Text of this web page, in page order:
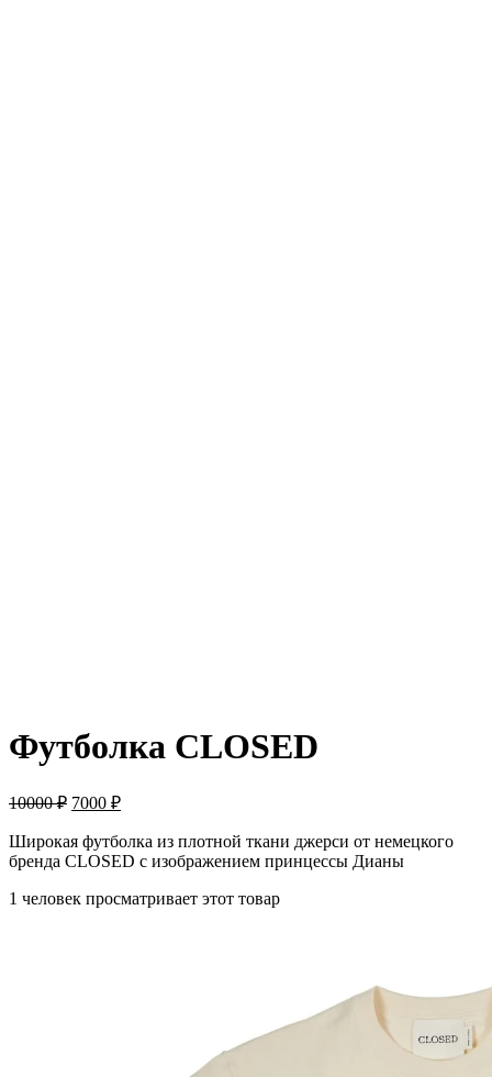
Футболка CLOSED
10000₽ 7000 ₽
Широкая футболка из плотной ткани джерси от немецкого
бренда CLOSED с изображением принцессы Дианы
1 человек просматривает этот товар